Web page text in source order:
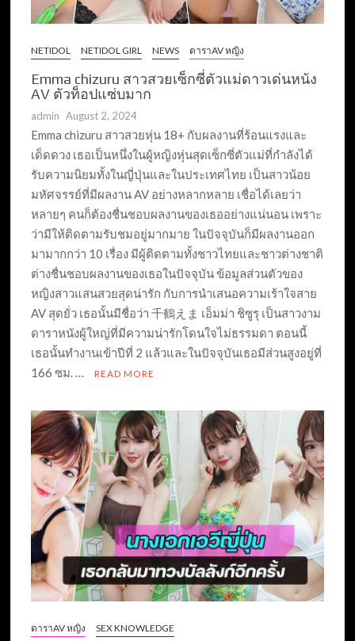
NETIDOL NETIDOL GIRL NEWS ดาราAV หญิง
Emma chizuru สาวสวยเซ็กซี่ตัวแม่ดาวเด่นหนัง
AV ตัวท็อปแซ่บมาก
admin August 2, 2024
Emma chizuru สาวสวยหุ่น 18+ กับผลงานที่ร้อนแรงและ
เด็ดดวง เธอเป็นหนึ่งในผู้หญิงหุ่นสุดเซ็กซี่ตัวแม่ที่กำลังได้
รับความนิยมทั้งในญี่ปุ่นและในประเทศไทย เป็นสาวน้อย
มหัศจรรย์ที่มีผลงาน AV อย่างหลากหลาย เชื่อได้เลยว่า
หลายๆ คนก็ต้องชื่นชอบผลงานของเธออย่างแน่นอน เพราะ
ว่ามีให้ติดตามรับชมอยู่มากมาย ในปัจจุบันก็มีผลงานออก
มามากกว่า 10 เรื่อง มีผู้ติดตามทั้งชาวไทยและชาวต่างชาติ
ต่างชื่นชอบผลงานของเธอในปัจจุบัน ข้อมูลส่วนตัวของ
หญิงสาวแสนสวยสุดน่ารัก กับการนำเสนอความเร้าใจสาย
AV สุดยั่ว เธอนั้นมีชื่อว่า 千鶴えま เอ็มม่า ชิซูรุ เป็นสาวงาม
ดาราหนังผู้ใหญ่ที่มีความน่ารักโดนใจไม่ธรรมดา ตอนนี้
เธอนั้นทำงานเข้าปีที่ 2 แล้วและในปัจจุบันเธอมีส่วนสูงอยู่ที่
166 ซม. …
READ MORE
ดาราAV หญิง SEX KNOWLEDGE